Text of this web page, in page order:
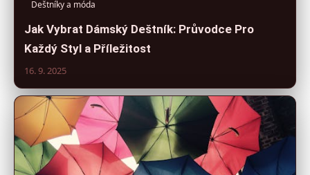
Deštníky a móda
Jak Vybrat Dámský Deštník: Průvodce Pro
Každý Styl a Příležitost
16. 9. 2025